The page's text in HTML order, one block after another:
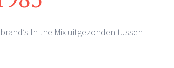
In the Mix uitgezonden tussen